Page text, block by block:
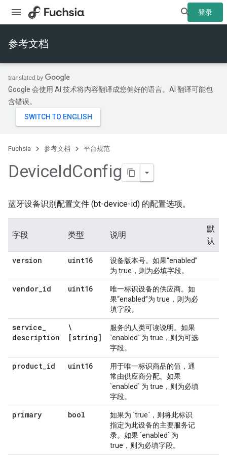
登录
参考文档
Google 会使用 AI 技术将内容翻译成您偏好的语言。AI 翻译可能包
含错误。
Fuchsia 参考文档 平台规范
DeviceIdConfig
蓝牙设备识别配置文件 (bt-device-id) 的配置选项。
字段 类型 说明
默
认
version
uint16
设备版本号。如果“enabled”
为 true，则为必填字段。
vendor_id uint16
唯一标识设备的供应商。如
果“enabled”为 true，则为必
填字段。
service_
description
\
[string]
服务的人类可读说明。如果
`enabled` 为 true，则为可选
字段。
product_id uint16
用于唯一标识商品的值，通
常由供应商分配。如果
`enabled` 为 true，则为必填
字段。
primary bool
如果为 `true`，则将此标识
指定为此设备的主要服务记
录。如果 `enabled` 为
true，则为必填字段。